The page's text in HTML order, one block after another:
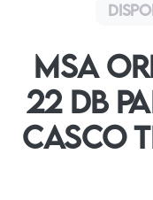
MSA
22 DB
CASCO